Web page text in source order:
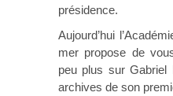
présidence.
Aujourd’hui
mer propose de
peu plus sur Gabriel
archives de son